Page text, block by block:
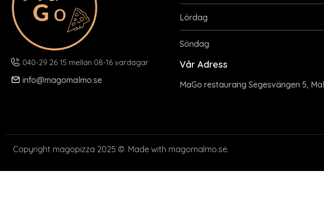
040-29 26 15 mellan 08-16 vardagar
info@magomalmo.se
Lördag
Söndag
Vår Adress
MaGo restaurang Segesvängen 5,
Copyright magopizza 2025 ©. Made with magomalmo.se.